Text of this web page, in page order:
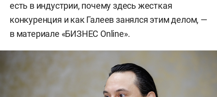
есть в индустрии, почему здесь жесткая
конкуренция и как Галеев занялся этим делом, —
в материале «БИЗНЕС Online».